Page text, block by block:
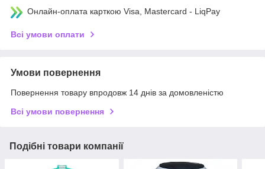
Онлайн-оплата карткою Visa, Mastercard - LiqPay
Всі умови оплати
Умови повернення
Повернення товару впродовж 14 днів за домовленістю
Всі умови повернення
Подібні товари компанії